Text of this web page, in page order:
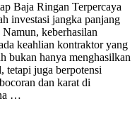
Baja Ringan Terpercaya
investasi jangka panjang
keberhasilan
keahlian kontraktor yang
bukan hanya menghasilkan
tetapi juga berpotensi
dan karat di
…